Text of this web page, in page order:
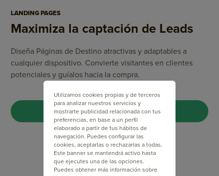
LANDING PAGES
Maximiza la captación de Leads
Diseña Páginas de Destino atractivas y adaptables a
cualquier dispositivo. Convierte visitantes en clientes
potenciales y guíalos hacia la compra.
CREA TU LANDING PAGE
Utilizamos cookies propias y de terceros
para analizar nuestros servicios y
mostrarte publicidad relacionada con tus
preferencias, en base a un perfil
elaborado a partir de tus hábitos de
navegación. Puedes configurar las
cookies, aceptarlas o rechazarlas a todas.
Este banner se mantendrá activo hasta
que ejecutes una de las opciones.
Puedes obtener más información sobre